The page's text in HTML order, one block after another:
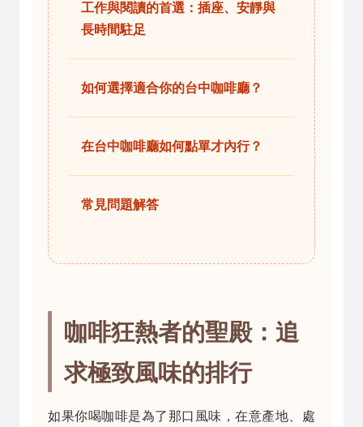
工作與閱讀的首選：插座、安靜與
長時間駐足
如何選擇適合你的台中咖啡廳？
在台中咖啡廳如何點單才內行？
常見問題解答
咖啡狂熱者的聖殿：追
求極致風味的排行
如果你喝咖啡是為了那口風味，在意產地、處